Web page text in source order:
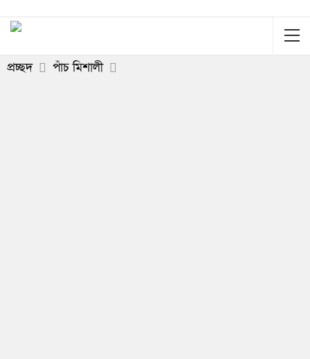
প্রচ্ছদ পাঁচ মিশালী